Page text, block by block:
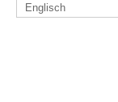
Englisch